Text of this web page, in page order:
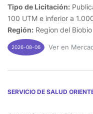
Tipo de Licitación:
100 UTM e inferior a
Región: Region del Biobio
2026-08-06 Ver en
SERVICIO DE SALUD